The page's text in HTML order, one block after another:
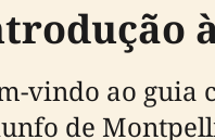
vindo ao guia
de